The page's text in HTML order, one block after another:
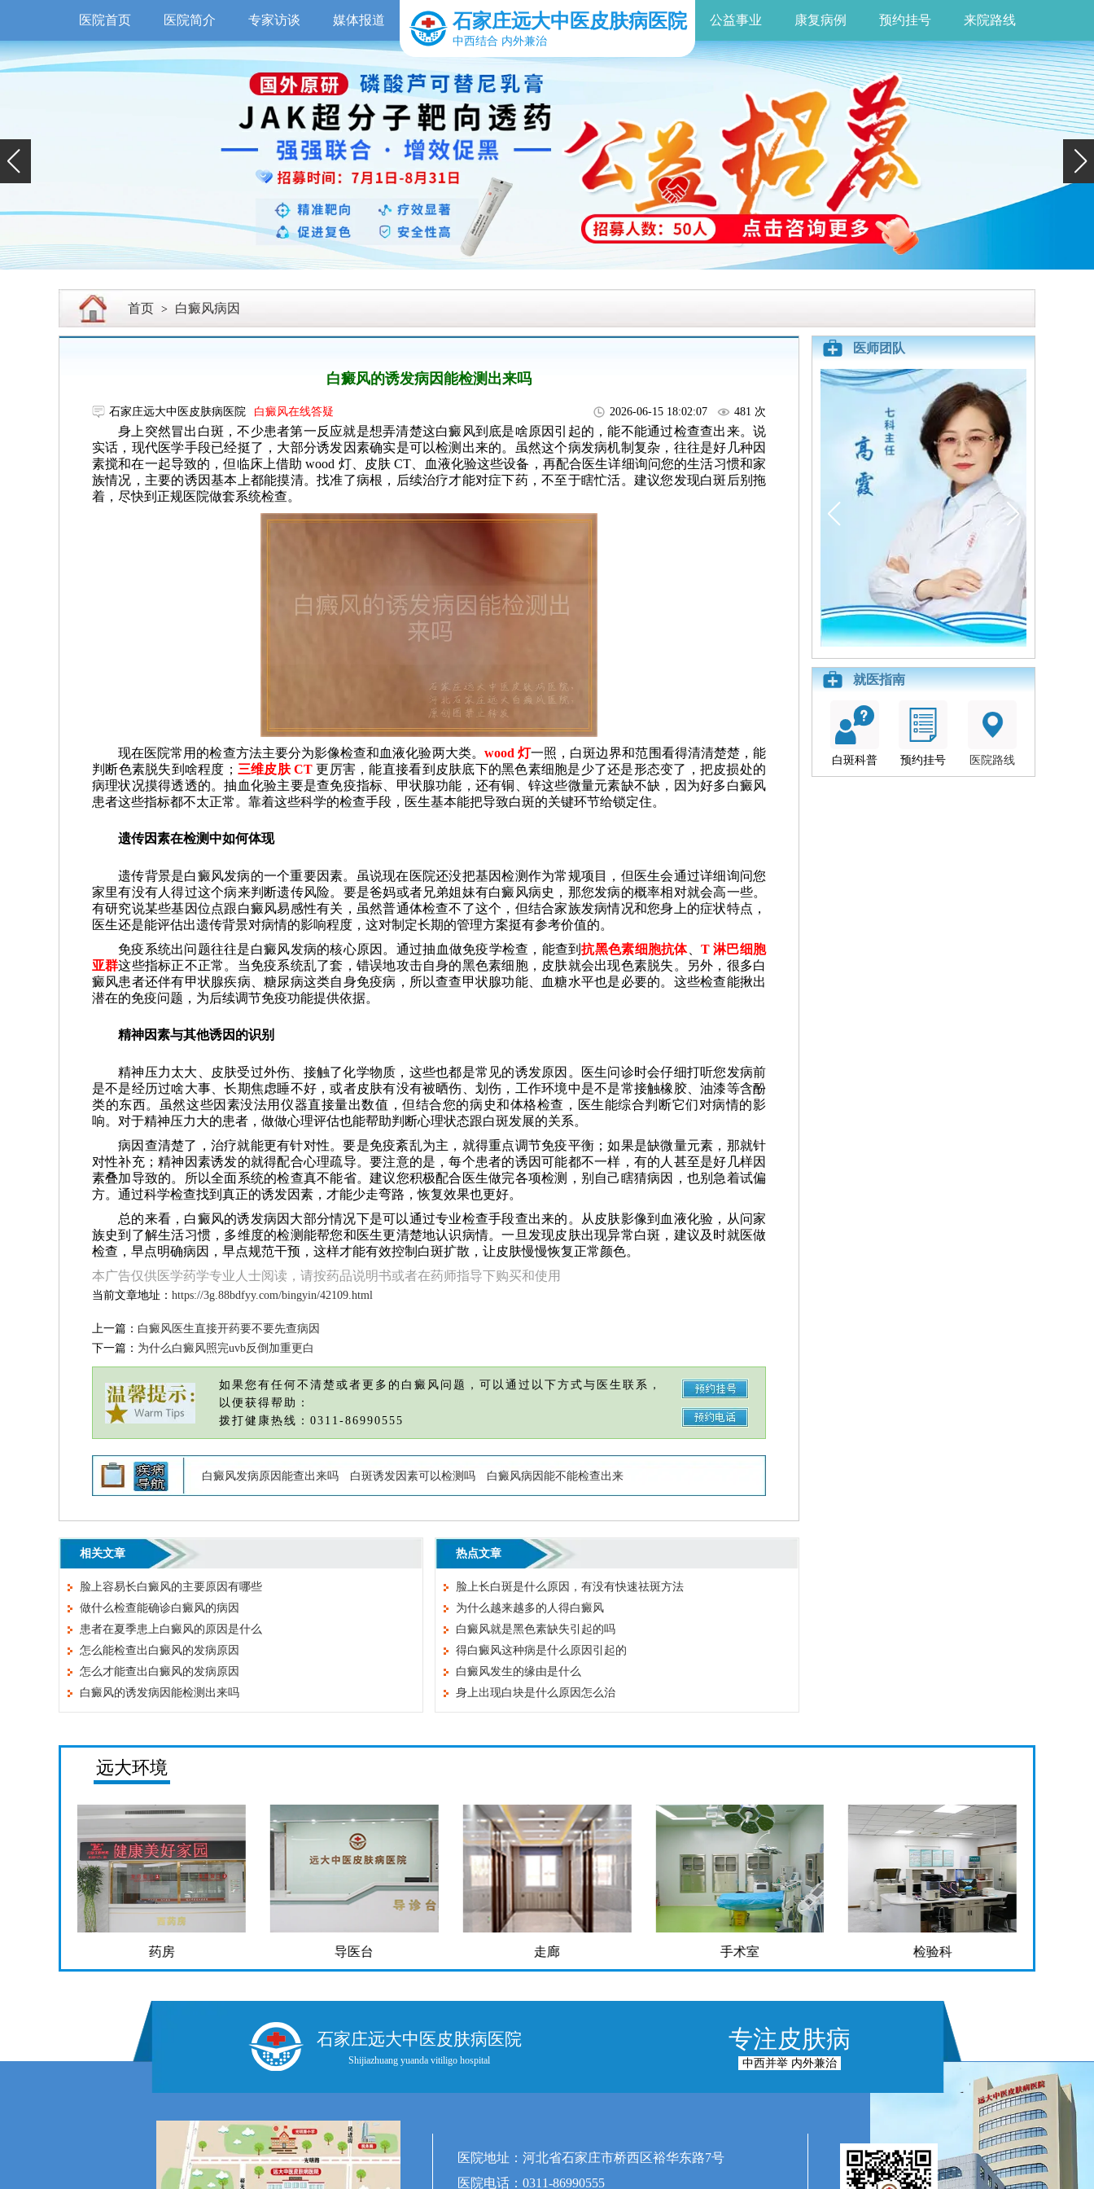
医院首页 医院简介 专家访谈 媒体报道 石家庄远大中医皮肤病医院
中西结合 内外兼治
公益事业 康复病例 预约挂号 来院路线
首页 > 白癜风病因
白癜风的诱发病因能检测出来吗
石家庄远大中医皮肤病医院 白癜风在线答疑 2026-06-15 18:02:07 481 次
身上突然冒出白斑，不少患者第一反应就是想弄清楚这白癜风到底是啥原因引起的，能不能通过检查查出来。说
实话，现代医学手段已经挺了，大部分诱发因素确实是可以检测出来的。虽然这个病发病机制复杂，往往是好几种因
素搅和在一起导致的，但临床上借助 wood 灯、皮肤 CT、血液化验这些设备，再配合医生详细询问您的生活习惯和家
族情况，主要的诱因基本上都能摸清。找准了病根，后续治疗才能对症下药，不至于瞎忙活。建议您发现白斑后别拖
着，尽快到正规医院做套系统检查。
现在医院常用的检查方法主要分为影像检查和血液化验两大类。 wood 灯一照，白斑边界和范围看得清清楚楚，能
判断色素脱失到啥程度； 三维皮肤 CT 更厉害，能直接看到皮肤底下的黑色素细胞是少了还是形态变了，把皮损处的
病理状况摸得透透的。抽血化验主要是查免疫指标、甲状腺功能，还有铜、锌这些微量元素缺不缺，因为好多白癜风
患者这些指标都不太正常。靠着这些科学的检查手段，医生基本能把导致白斑的关键环节给锁定住。
遗传因素在检测中如何体现
遗传背景是白癜风发病的一个重要因素。虽说现在医院还没把基因检测作为常规项目，但医生会通过详细询问您
家里有没有人得过这个病来判断遗传风险。要是爸妈或者兄弟姐妹有白癜风病史，那您发病的概率相对就会高一些。
有研究说某些基因位点跟白癜风易感性有关，虽然普通体检查不了这个，但结合家族发病情况和您身上的症状特点，
医生还是能评估出遗传背景对病情的影响程度，这对制定长期的管理方案挺有参考价值的。
免疫系统出问题往往是白癜风发病的核心原因。通过抽血做免疫学检查，能查到抗黑色素细胞抗体、 T 淋巴细胞
亚群这些指标正不正常。当免疫系统乱了套，错误地攻击自身的黑色素细胞，皮肤就会出现色素脱失。另外，很多白
癜风患者还伴有甲状腺疾病、糖尿病这类自身免疫病，所以查查甲状腺功能、血糖水平也是必要的。这些检查能揪出
潜在的免疫问题，为后续调节免疫功能提供依据。
精神因素与其他诱因的识别
精神压力太大、皮肤受过外伤、接触了化学物质，这些也都是常见的诱发原因。医生问诊时会仔细打听您发病前
是不是经历过啥大事、长期焦虑睡不好，或者皮肤有没有被晒伤、划伤，工作环境中是不是常接触橡胶、油漆等含酚
类的东西。虽然这些因素没法用仪器直接量出数值，但结合您的病史和体格检查，医生能综合判断它们对病情的影
响。对于精神压力大的患者，做做心理评估也能帮助判断心理状态跟白斑发展的关系。
病因查清楚了，治疗就能更有针对性。要是免疫紊乱为主，就得重点调节免疫平衡；如果是缺微量元素，那就针
对性补充；精神因素诱发的就得配合心理疏导。要注意的是，每个患者的诱因可能都不一样，有的人甚至是好几样因
素叠加导致的。所以全面系统的检查真不能省。建议您积极配合医生做完各项检测，别自己瞎猜病因，也别急着试偏
方。通过科学检查找到真正的诱发因素，才能少走弯路，恢复效果也更好。
总的来看，白癜风的诱发病因大部分情况下是可以通过专业检查手段查出来的。从皮肤影像到血液化验，从问家
族史到了解生活习惯，多维度的检测能帮您和医生更清楚地认识病情。一旦发现皮肤出现异常白斑，建议及时就医做
检查，早点明确病因，早点规范干预，这样才能有效控制白斑扩散，让皮肤慢慢恢复正常颜色。
本广告仅供医学药学专业人士阅读，请按药品说明书或者在药师指导下购买和使用
当前文章地址： https://3g.88bdfyy.com/bingyin/42109.html
上一篇： 白癜风医生直接开药要不要先查病因
下一篇： 为什么白癜风照完uvb反倒加重更白
如果您有任何不清楚或者更多的白癜风问题，可以通过以下方式与医生联系，
以便获得帮助：
拨打健康热线：0311-86990555
白癜风发病原因能查出来吗 白斑诱发因素可以检测吗 白癜风病因能不能检查出来
相关文章
脸上容易长白癜风的主要原因有哪些
做什么检查能确诊白癜风的病因
患者在夏季患上白癜风的原因是什么
怎么能检查出白癜风的发病原因
怎么才能查出白癜风的发病原因
白癜风的诱发病因能检测出来吗
热点文章
脸上长白斑是什么原因，有没有快速祛斑方法
为什么越来越多的人得白癜风
白癜风就是黑色素缺失引起的吗
得白癜风这种病是什么原因引起的
白癜风发生的缘由是什么
身上出现白块是什么原因怎么治
医师团队
就医指南
白斑科普 预约挂号 医院路线
远大环境
药房 导医台 走廊 手术室 检验科
石家庄远大中医皮肤病医院
Shijiazhuang yuanda vitiligo hospital
专注皮肤病
中西并举 内外兼治
医院地址：河北省石家庄市桥西区裕华东路7号
医院电话：0311-86990555